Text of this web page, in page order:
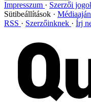
Impresszum Szerzői
Sütibeállítások
RSS
Szerzőinknek Írj